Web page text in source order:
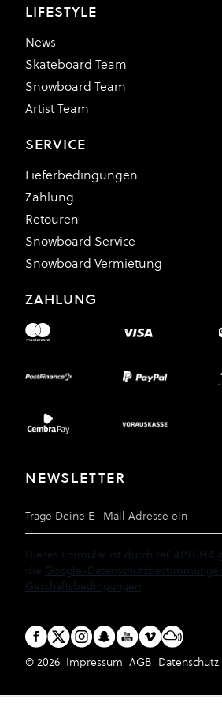
LIFESTYLE
News
Skateboard Team
Snowboard Team
Artist Team
SERVICE
Lieferbedingungen
Zahlung
Retouren
Snowboard Service
Snowboard Vermietung
ZAHLUNG
NEWSLETTER
Dieses Formular ist durch
die Google-
Geschäftsbedingungen.
© 2026 Impressum AGB Datenschutz